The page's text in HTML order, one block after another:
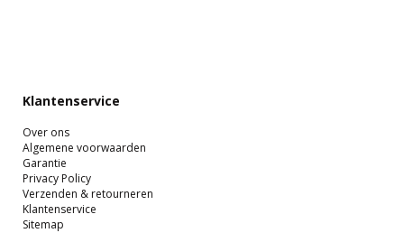
Klantenservice
Over ons
Algemene voorwaarden
Garantie
Privacy Policy
Verzenden & retourneren
Klantenservice
Sitemap